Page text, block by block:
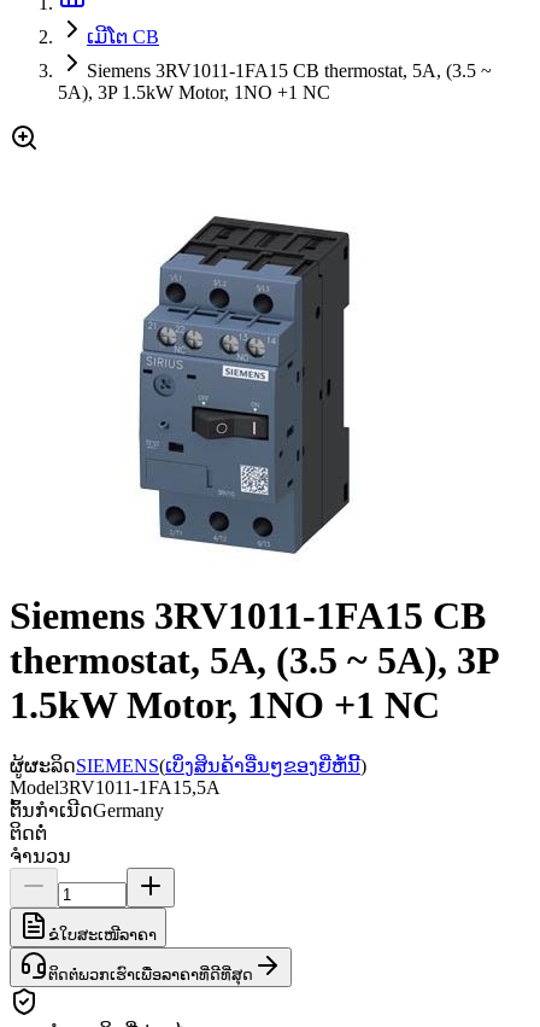
ເມີໂຕ CB
Siemens 3RV1011-1FA15 CB thermostat, 5A, (3.5 ~
5A), 3P 1.5kW Motor, 1NO +1 NC
Siemens 3RV1011-1FA15 CB
thermostat, 5A, (3.5 ~ 5A), 3P
1.5kW Motor, 1NO +1 NC
ຜູ້ຜະລິດSIEMENS(ເບິ່ງສິນຄ້າອື່ນໆຂອງຍີ່ຫໍ້ນີ້)
Model3RV1011-1FA15,5A
ຕົ້ນກຳເນີດGermany
ຕິດຕໍ່
ຈຳນວນ
ຂໍໃບສະເໜີລາຄາ
ຕິດຕໍ່ພວກເຮົາເພື່ອລາຄາທີ່ດີທີ່ສຸດ